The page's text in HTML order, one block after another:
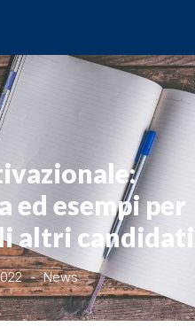
esempi per
altri candidati
News